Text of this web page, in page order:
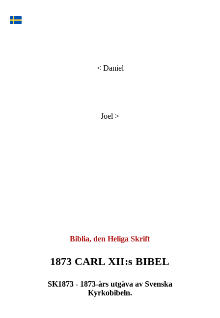
< Daniel
Joel >
Biblia, den Heliga Skrift
1873 CARL XII:s BIBEL
SK1873 - 1873-års utgåva av Svenska
Kyrkobibeln.